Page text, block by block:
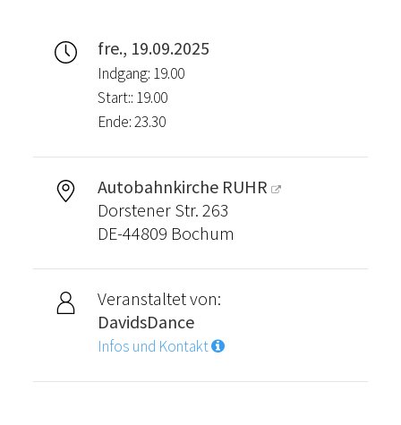
fre., 19.09.2025
Indgang: 19.00
Start:: 19.00
Ende: 23.30
Autobahnkirche RUHR
Dorstener Str. 263
DE-44809 Bochum
Veranstaltet von:
DavidsDance
Infos und Kontakt